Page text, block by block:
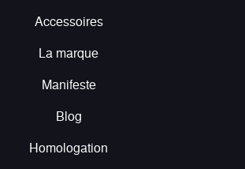
Accessoires
La marque
Manifeste
Blog
Homologation